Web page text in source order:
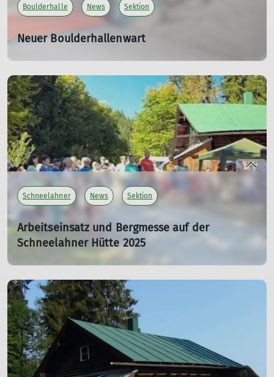
Boulderhalle News Sektion
Neuer Boulderhallenwart
mehr erfahren
Schneelahner News Sektion
Arbeitseinsatz und Bergmesse auf der
Schneelahner Hütte 2025
mehr erfahren